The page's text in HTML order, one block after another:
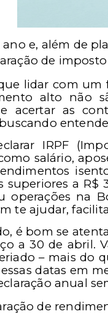
ano e, além de
de
lidar com
alto não
acertar as
IRPF
salário,
superiores a R$
operações na
te ajudar,
é bom se
a 30 de abril.
– mais do
datas em
anual
de